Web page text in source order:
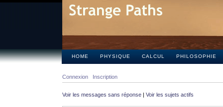
HOME PHYSIQUE CALCUL PHILOSOPHIE
Connexion Inscription
Voir les messages sans réponse | Voir les sujets actifs